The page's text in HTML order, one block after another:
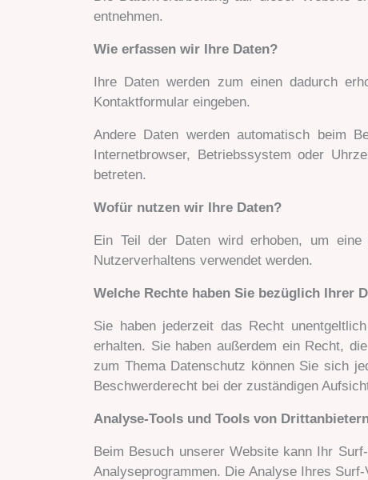
entnehmen.
Wie erfassen wir Ihre Daten?
Ihre Daten werden zum einen dadurch
Kontaktformular eingeben.
Andere Daten werden automatisch beim
Internetbrowser, Betriebssystem oder
betreten.
Wofür nutzen wir Ihre Daten?
Ein Teil der Daten wird erhoben, um eine
Nutzerverhaltens verwendet werden.
Welche Rechte haben Sie bezüglich Ihrer
Sie haben jederzeit das Recht
erhalten. Sie haben außerdem ein Recht,
zum Thema Datenschutz können Sie sich
Beschwerderecht bei der zuständigen
Analyse-Tools und Tools von
Beim Besuch unserer Website kann Ihr
Analyseprogrammen. Die Analyse Ihres